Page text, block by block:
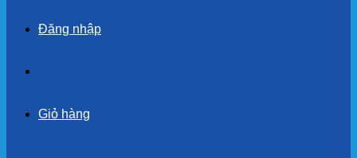
Đăng nhập
Giỏ hàng